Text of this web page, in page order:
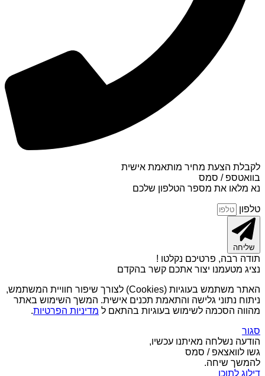
לקבלת הצעת מחיר מותאמת אישית
בוואטספ / סמס
נא מלאו את מספר הטלפון שלכם
טלפון
שליחה
תודה רבה, פרטיכם נקלטו !
נציג מטעמנו יצור אתכם קשר בהקדם
האתר משתמש בעוגיות (Cookies) לצורך שיפור חוויית המשתמש,
ניתוח נתוני גלישה והתאמת תכנים אישית. המשך השימוש באתר
מהווה הסכמה לשימוש בעוגיות בהתאם ל מדיניות הפרטיות.
סגור
הודעה נשלחה מאיתנו עכשיו,
גשו לוואצאפ / סמס
להמשך שיחה.
דילוג לתוכן